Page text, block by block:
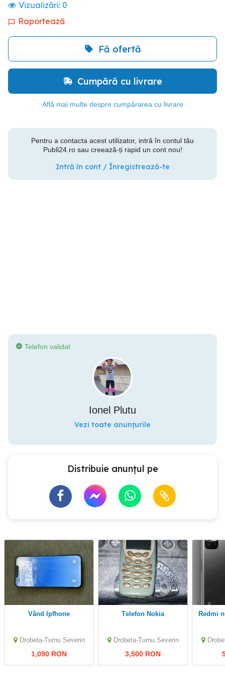
Vizualizări: 0
Raportează
Fă ofertă
Cumpără cu livrare
Află mai multe despre cumpărarea cu livrare
Pentru a contacta acest utilizator, intră în contul tău
Publi24.ro sau creează-ți rapid un cont nou!
Intră în cont / Înregistrează-te
Telefon validat
Ionel Plutu
Vezi toate anunțurile
Distribuie anunțul pe
Vând Ipfhone
Drobeta-Turnu Severin
1,090 RON
Telefon Nokia
Drobeta-Turnu Severin
3,500 RON
Redmi note 10 5G model